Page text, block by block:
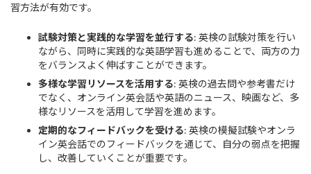
習方法が有効です。
試験対策と実践的な学習を並行する: 英検の試験対策を行い
ながら、同時に実践的な英語学習も進めることで、両方の力
をバランスよく伸ばすことができます。
多様な学習リソースを活用する: 英検の過去問や参考書だけ
でなく、オンライン英会話や英語のニュース、映画など、多
様なリソースを活用して学習を進めます。
定期的なフィードバックを受ける: 英検の模擬試験やオンラ
イン英会話でのフィードバックを通じて、自分の弱点を把握
し、改善していくことが重要です。